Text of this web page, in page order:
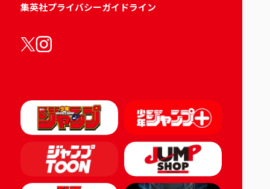
集英社プライバシーガイドライン